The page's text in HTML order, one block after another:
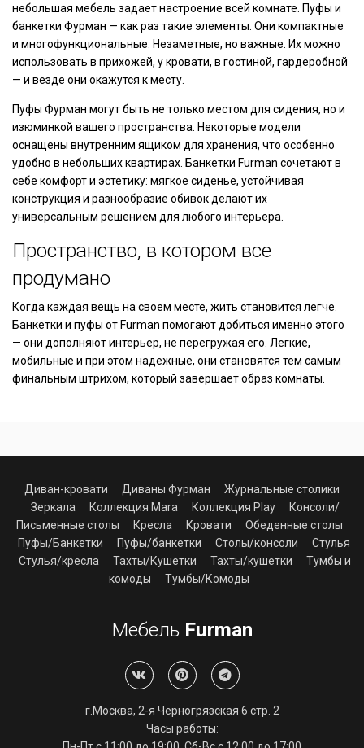
небольшая мебель задает настроение всей комнате. Пуфы и
банкетки Фурман — как раз такие элементы. Они компактные
и многофункциональные. Незаметные, но важные. Их можно
использовать в прихожей, у кровати, в гостиной, гардеробной
— и везде они окажутся к месту.
Пуфы Фурман могут быть не только местом для сидения, но и
изюминкой вашего пространства. Некоторые модели
оснащены внутренним ящиком для хранения, что особенно
удобно в небольших квартирах. Банкетки Furman сочетают в
себе комфорт и эстетику: мягкое сиденье, устойчивая
конструкция и разнообразие обивок делают их
универсальным решением для любого интерьера.
Пространство, в котором все
продумано
Когда каждая вещь на своем месте, жить становится легче.
Банкетки и пуфы от Furman помогают добиться именно этого
— они дополняют интерьер, не перегружая его. Легкие,
мобильные и при этом надежные, они становятся тем самым
финальным штрихом, который завершает образ комнаты.
Диван-кровати Диваны Фурман
Журнальные столики
Зеркала
Коллекция Mara Коллекция Play
Консоли/
Письменные столы
Кресла Кровати
Обеденные столы
Пуфы/Банкетки
Пуфы/банкетки Столы/консоли
Стулья
Стулья/кресла
Тахты/Кушетки Тахты/кушетки
Тумбы и
комоды
Тумбы/Комоды
Мебель Furman
г.Москва, 2-я Черногрязская 6 стр. 2
Часы работы: